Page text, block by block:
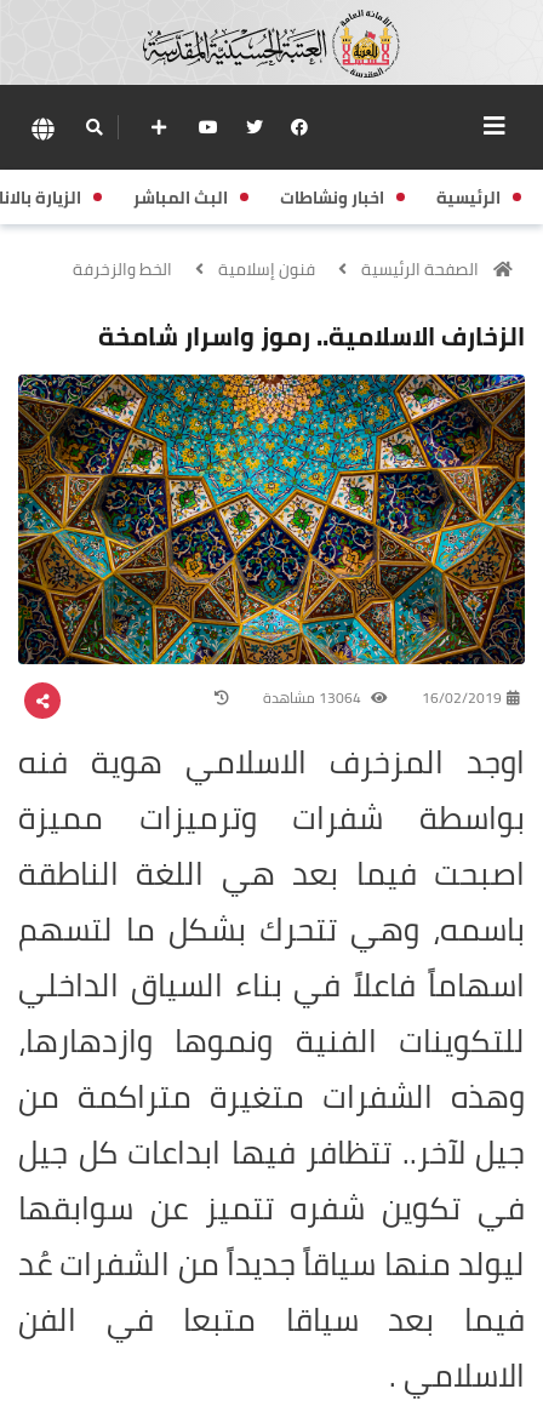
الرئيسية اخبار ونشاطات البث المباشر الزيارة
الصفحة الرئيسية فنون إسلامية الخط والزخرفة
الزخارف الاسلامية.. رموز واسرار شامخة
16/02/2019
اوجد المزخرف الاسلامي هوية فنه
بواسطة شفرات وترميزات مميزة
اصبحت فيما بعد هي اللغة الناطقة
باسمه، وهي تتحرك بشكل ما لتسهم
اسهاماً فاعلاً في بناء السياق الداخلي
للتكوينات الفنية ونموها وازدهارها،
وهذه الشفرات متغيرة متراكمة من
جيل لآخر.. تتظافر فيها ابداعات كل جيل
في تكوين شفره تتميز عن سوابقها
ليولد منها سياقاً جديداً من الشفرات عُد
فيما بعد سياقا متبعا في الفن
الاسلامي .